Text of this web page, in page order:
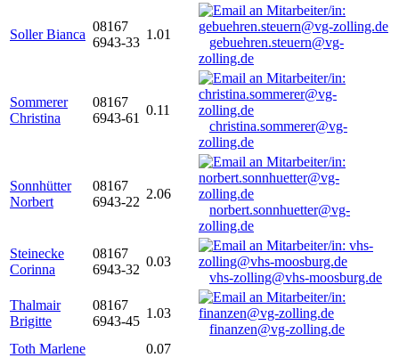
Soller Bianca
08167
6943-33
1.01
gebuehren.steuern@vg-
zolling.de
Sommerer
Christina
08167
6943-61
0.11
christina.sommerer@vg-
zolling.de
Sonnhütter
Norbert
08167
6943-22
2.06
norbert.sonnhuetter@vg-
zolling.de
Steinecke
Corinna
08167
6943-32
0.03
vhs-zolling@vhs-moosburg.de
Thalmair
Brigitte
08167
6943-45
1.03
finanzen@vg-zolling.de
Toth Marlene
0.07